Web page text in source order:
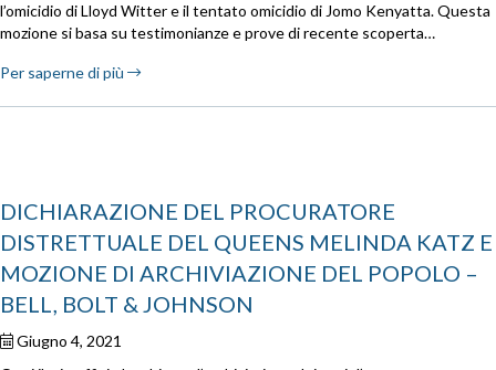
l’omicidio di Lloyd Witter e il tentato omicidio di Jomo Kenyatta. Questa
mozione si basa su testimonianze e prove di recente scoperta…
Per saperne di più
DICHIARAZIONE DEL PROCURATORE
DISTRETTUALE DEL QUEENS MELINDA KATZ E
MOZIONE DI ARCHIVIAZIONE DEL POPOLO –
BELL, BOLT & JOHNSON
Giugno 4, 2021